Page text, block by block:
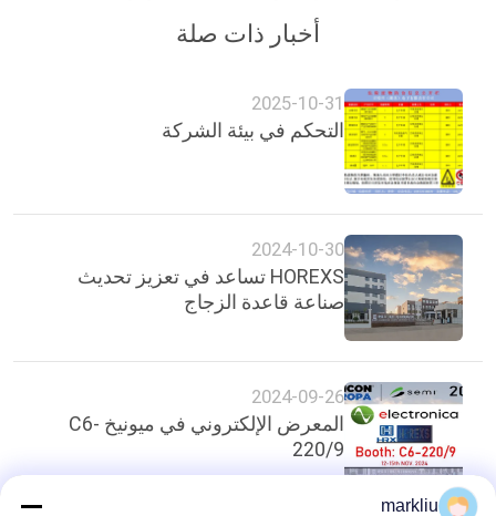
أخبار ذات صلة
2025-10-31
التحكم في بيئة الشركة
2024-10-30
HOREXS تساعد في تعزيز تحديث
صناعة قاعدة الزجاج
2024-09-26
المعرض الإلكتروني في ميونيخ C6-
220/9
markliu